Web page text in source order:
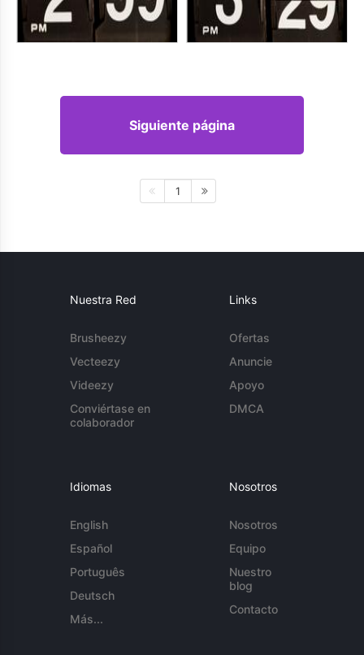
Siguiente página
1
Nuestra Red
Brusheezy
Vecteezy
Videezy
Conviértase en
colaborador
Links
Ofertas
Anuncie
Apoyo
DMCA
Idiomas
English
Español
Português
Deutsch
Más...
Nosotros
Nosotros
Equipo
Nuestro
blog
Contacto